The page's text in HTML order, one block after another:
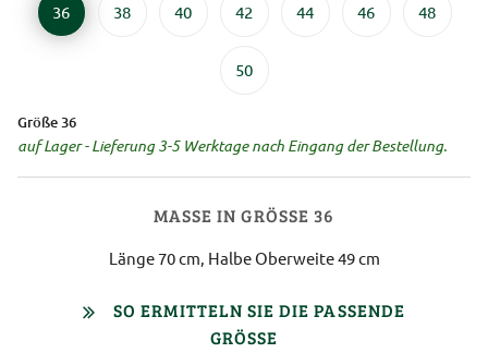
36 38 40 42 44 46 48
50
Größe 36
auf Lager - Lieferung 3-5 Werktage nach Eingang der Bestellung.
MASSE IN GRÖSSE 36
Länge 70 cm, Halbe Oberweite 49 cm
SO ERMITTELN SIE DIE PASSENDE
GRÖSSE